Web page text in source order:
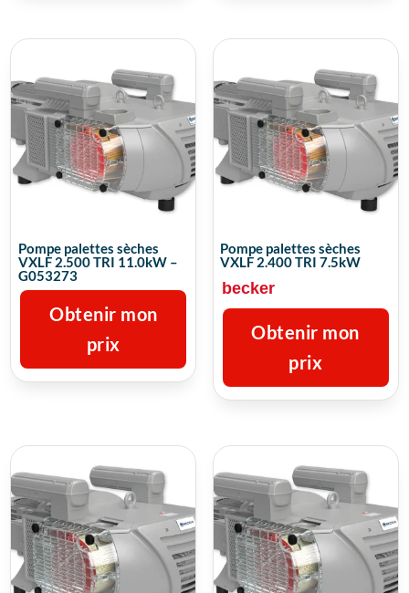
Pompe palettes sèches
VXLF 2.500 TRI 11.0kW –
G053273
Obtenir mon
prix
Pompe palettes sèches
VXLF 2.400 TRI 7.5kW
becker
Obtenir mon
prix